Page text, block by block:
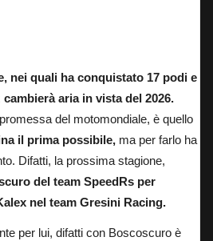
nei quali ha conquistato 17 podi e
aria in vista del 2026.
del motomondiale, è quello
il prima possibile, ma per farlo ha
Difatti, la prossima stagione,
del team SpeedRs per
nel team Gresini Racing.
per lui, difatti con Boscoscuro è